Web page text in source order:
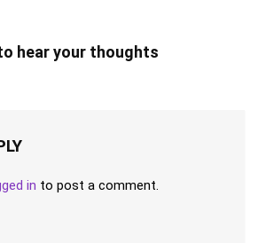
hear your thoughts
in to post a comment.